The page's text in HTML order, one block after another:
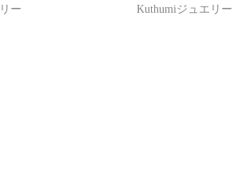
ー
Kuthumiジュエリー